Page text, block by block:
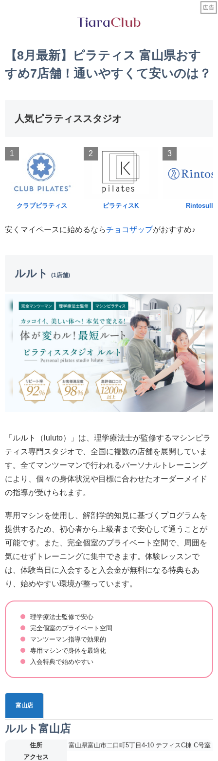
【8月最新】ピラティス 富山県おす
すめ7店舗！通いやすくて安いのは？
人気ピラティススタジオ
1
クラブピラティス
2
ピラティスK
3
Rintosull
安くマイペースに始めるならチョコザップがおすすめ♪
ルルト (1店舗)
「ルルト（luluto）」は、理学療法士が監修するマシンピラ
ティス専門スタジオで、全国に複数の店舗を展開していま
す。全てマンツーマンで行われるパーソナルトレーニング
により、個々の身体状況や目標に合わせたオーダーメイド
の指導が受けられます。
専用マシンを使用し、解剖学的知見に基づくプログラムを
提供するため、初心者から上級者まで安心して通うことが
可能です。また、完全個室のプライベート空間で、周囲を
気にせずトレーニングに集中できます。体験レッスンで
は、体験当日に入会すると入会金が無料になる特典もあ
り、始めやすい環境が整っています。
理学療法士監修で安心
完全個室のプライベート空間
マンツーマン指導で効果的
専用マシンで身体を最適化
入会特典で始めやすい
富山店
ルルト富山店
住所
富山県富山市二口町5丁目4-10 テフィスC棟 C号室
アクセス